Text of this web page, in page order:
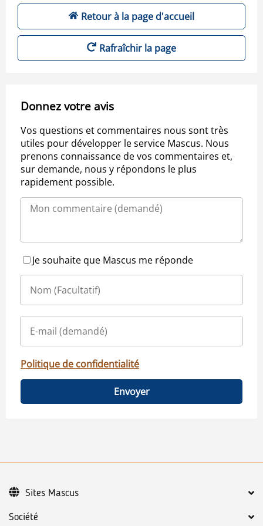
Retour à la page d'accueil
Rafraîchir la page
Donnez votre avis
Vos questions et commentaires nous sont très
utiles pour développer le service Mascus. Nous
prenons connaissance de vos commentaires et,
sur demande, nous y répondons le plus
rapidement possible.
Je souhaite que Mascus me réponde
Politique de confidentialité
Envoyer
Société
Sites Mascus